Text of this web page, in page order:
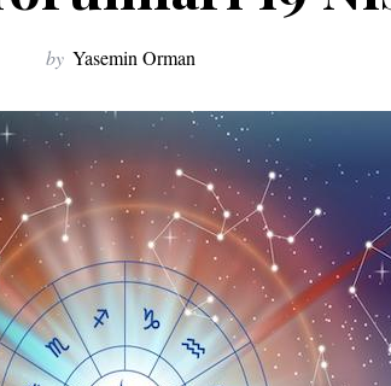
by Yasemin Orman